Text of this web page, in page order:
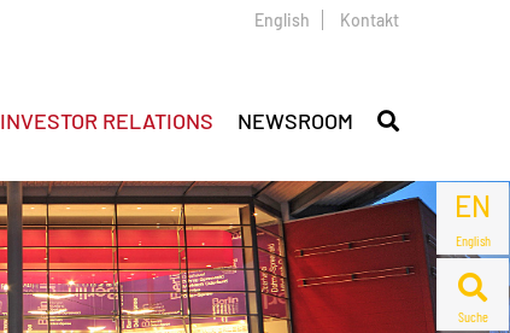
EN
English
Suche
English Kontakt
INVESTOR RELATIONS NEWSROOM